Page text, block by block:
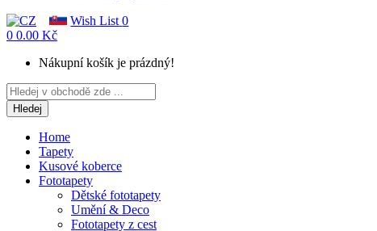
Wish List 0
0 0.00 Kč
Nákupní košík je prázdný!
Hledej
Home
Tapety
Kusové koberce
Fototapety
Dětské fototapety
Umění & Deco
Fototapety z cest